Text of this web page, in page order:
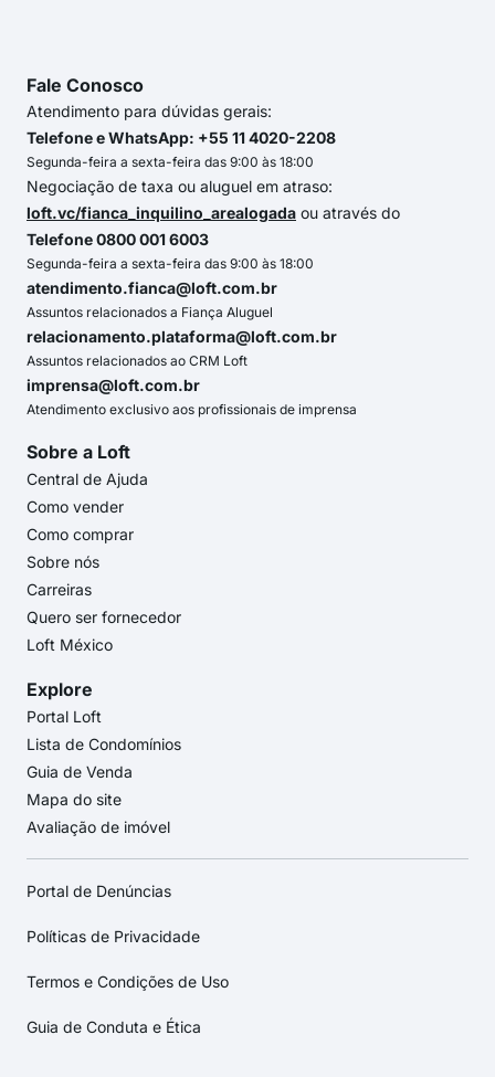
Fale Conosco
Atendimento para dúvidas gerais:
Telefone e WhatsApp: +55 11 4020-2208
Segunda-feira a sexta-feira das 9:00 às 18:00
Negociação de taxa ou aluguel em atraso:
loft.vc/fianca_inquilino_arealogada ou através do
Telefone 0800 001 6003
Segunda-feira a sexta-feira das 9:00 às 18:00
atendimento.fianca@loft.com.br
Assuntos relacionados a Fiança Aluguel
relacionamento.plataforma@loft.com.br
Assuntos relacionados ao CRM Loft
imprensa@loft.com.br
Atendimento exclusivo aos profissionais de imprensa
Sobre a Loft
Central de Ajuda
Como vender
Como comprar
Sobre nós
Carreiras
Quero ser fornecedor
Loft México
Explore
Portal Loft
Lista de Condomínios
Guia de Venda
Mapa do site
Avaliação de imóvel
Portal de Denúncias
Políticas de Privacidade
Termos e Condições de Uso
Guia de Conduta e Ética